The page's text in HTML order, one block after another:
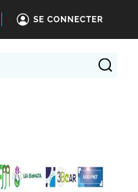
SE CONNECTER